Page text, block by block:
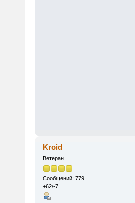
Kroid
Ветеран
Сообщений: 779
+62/-7